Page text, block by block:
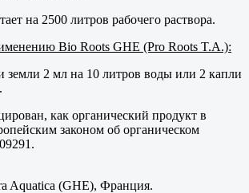
на 2500 литров рабочего раствора.
Bio Roots GHE (Pro Roots T.A.):
земли 2 мл на 10 литров воды или 2 капли
как органический продукт в
законом об органическом
Aquatica (GHE), Франция.